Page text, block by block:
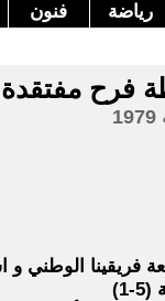
رياضة فنون
فرح مفتقدة
فريقينا الوطني و